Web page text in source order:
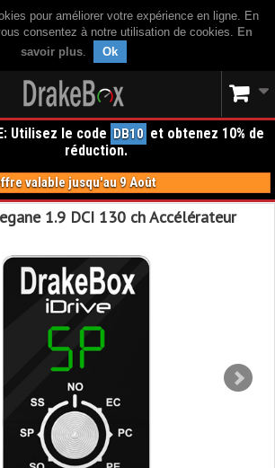
pour améliorer votre expérience en ligne. En
consentez à notre utilisation de cookies. En
savoir plus. Ok
Utilisez le code DB10 et obtenez 10% de
réduction.
valable jusqu'au 9 Août
1.9 DCI 130 ch Accélérateur